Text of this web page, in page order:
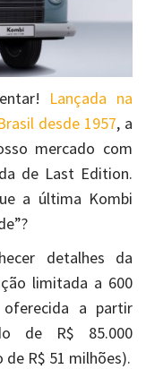
Lançada na
desde 1957, a
mercado com
de Last Edition.
a última Kombi
detalhes da
limitada a 600
oferecida a partir
de R$ 85.000
R$ 51 milhões).